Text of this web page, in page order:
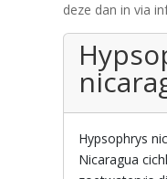
deze dan in via
Hypsophrys
Nicaragua